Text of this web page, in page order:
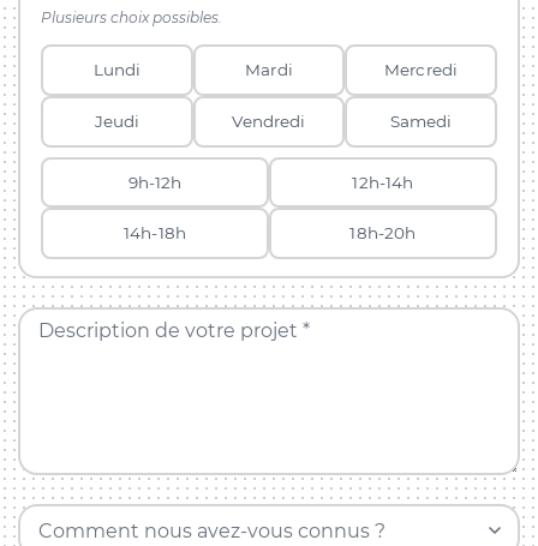
Plusieurs choix possibles.
Lundi Mardi Mercredi
Jeudi Vendredi Samedi
9h-12h 12h-14h
14h-18h 18h-20h
Description de votre projet *
Comment nous avez-vous connus ?